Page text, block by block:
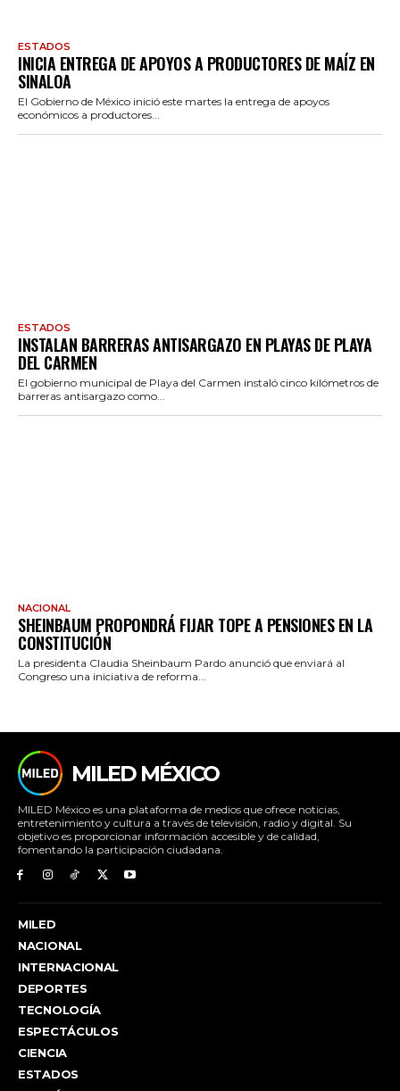
ESTADOS
INICIA ENTREGA DE APOYOS A PRODUCTORES DE MAÍZ EN
SINALOA
El Gobierno de México inició este martes la entrega de apoyos
económicos a productores...
ESTADOS
INSTALAN BARRERAS ANTISARGAZO EN PLAYAS DE PLAYA
DEL CARMEN
El gobierno municipal de Playa del Carmen instaló cinco kilómetros de
barreras antisargazo como...
NACIONAL
SHEINBAUM PROPONDRÁ FIJAR TOPE A PENSIONES EN LA
CONSTITUCIÓN
La presidenta Claudia Sheinbaum Pardo anunció que enviará al
Congreso una iniciativa de reforma...
MILED MÉXICO
MILED México es una plataforma de medios que ofrece noticias,
entretenimiento y cultura a través de televisión, radio y digital. Su
objetivo es proporcionar información accesible y de calidad,
fomentando la participación ciudadana.
MILED
NACIONAL
INTERNACIONAL
DEPORTES
TECNOLOGÍA
ESPECTÁCULOS
CIENCIA
ESTADOS